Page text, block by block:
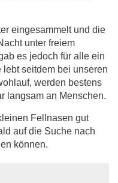
eingesammelt und die
unter freiem
es jedoch für alle ein
seitdem bei unseren
werden bestens
langsam an Menschen.
Fellnasen gut
auf die Suche nach
können.